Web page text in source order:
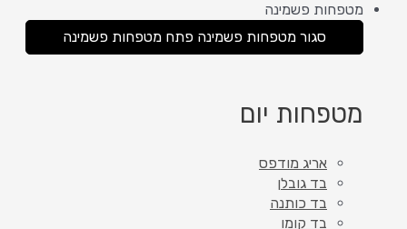
מטפחות פשמינה
סגור מטפחות פשמינה פתח מטפחות פשמינה
מטפחות יום
אריג מודפס
בד גובלן
בד כותנה
בד קומו